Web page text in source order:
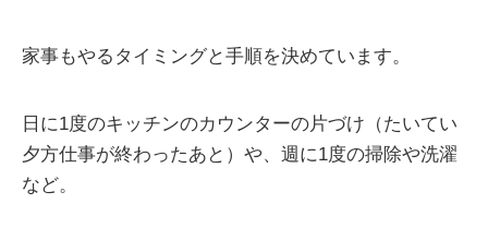
家事もやるタイミングと手順を決めています。
日に1度のキッチンのカウンターの片づけ（たいてい
夕方仕事が終わったあと）や、週に1度の掃除や洗濯
など。